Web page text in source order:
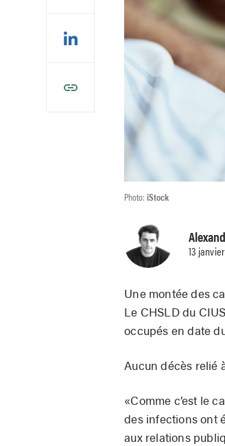
Photo:iStock
13
Une montée des
Le CHSLD du
occupés en date
Aucun décès relié
«Comme c’est le
des infections ont
aux relations